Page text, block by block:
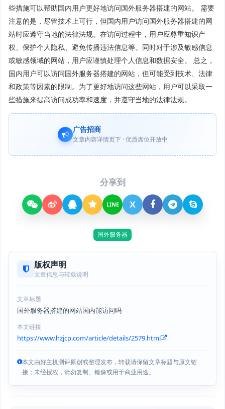
些措施可以帮助国内用户更好地访问国外服务器搭建的网站。 需要
注意的是，尽管技术上可行，但国内用户访问国外服务器搭建的网
站时应遵守当地的法律法规。在访问过程中，用户应尊重知识产
权、保护个人隐私、避免传播违法信息等。同时对于涉及敏感信息
或敏感领域的网站，用户应谨慎处理个人信息和数据安全。 总之，
国内用户可以访问国外服务器搭建的网站，但可能受到技术、法律
和政策等因素的限制。为了更好地访问这些网站，用户可以采取一
些措施来提高访问成功率和速度，并遵守当地的法律法规。
广告招商
文章内容详情页下 · 优质席位开放中
分享到
LINE X
国外服务器
版权声明
文章信息与转载说明
文章标题
国外服务器搭建的网站国内能访问吗
本文链接
https://www.hzjcp.com/article/details/2579.html
本文由好主机测评原创或整理发布，转载请保留文章标题与原文链
接；未经授权，请勿复制、镜像或用于商业用途。